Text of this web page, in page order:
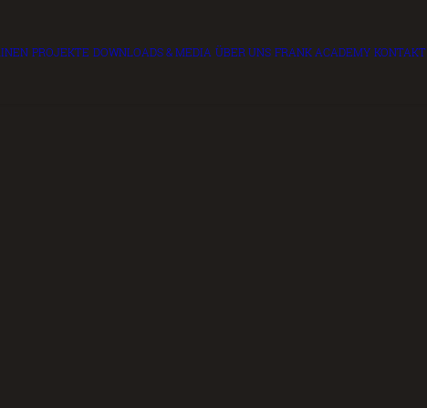
PROJEKTE DOWNLOADS & MEDIA ÜBER UNS FRANK ACADEMY KONTAKT